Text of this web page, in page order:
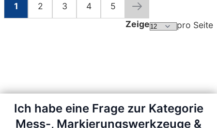
SeiteSie lesen gerade die Seite
1 Seite
2 Seite
3 Seite
4 Seite
5 Seite
Weiter
Zeige
pro Seite
Ich habe eine Frage zur Kategorie
Mess-, Markierungswerkzeuge &